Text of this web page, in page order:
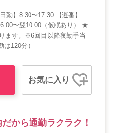
勤】8:30〜17:30 【遅番】
〜翌10:00（仮眠あり） ★
ます。※6回目以降夜勤手当
120分）
お気に入り
だから通勤ラクラク！